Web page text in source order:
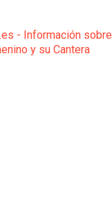
- Información sobre
y su Cantera